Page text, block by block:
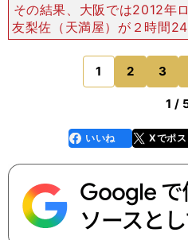
その結果、大阪では2012年
友梨佐（天満屋）が２時間
優勝を果たした。しかし、こ
に向けてギリギリな記録。リ
表の伊藤
1 2 3のページへ
1 /
faceboo
k
いいね Xでポス